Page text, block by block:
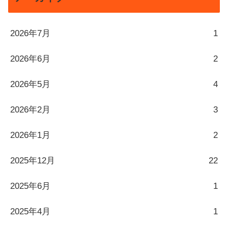
2026年7月 1
2026年6月 2
2026年5月 4
2026年2月 3
2026年1月 2
2025年12月 22
2025年6月 1
2025年4月 1